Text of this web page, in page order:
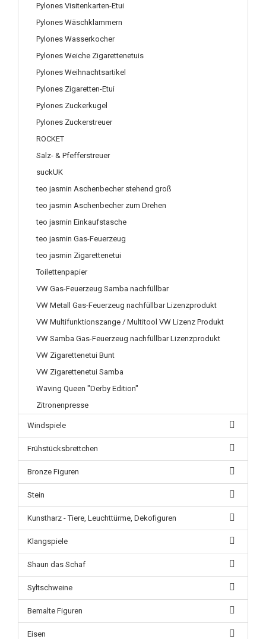
Pylones Visitenkarten-Etui
Pylones Wäschklammern
Pylones Wasserkocher
Pylones Weiche Zigarettenetuis
Pylones Weihnachtsartikel
Pylones Zigaretten-Etui
Pylones Zuckerkugel
Pylones Zuckerstreuer
ROCKET
Salz- & Pfefferstreuer
suckUK
teo jasmin Aschenbecher stehend groß
teo jasmin Aschenbecher zum Drehen
teo jasmin Einkaufstasche
teo jasmin Gas-Feuerzeug
teo jasmin Zigarettenetui
Toilettenpapier
VW Gas-Feuerzeug Samba nachfüllbar
VW Metall Gas-Feuerzeug nachfüllbar Lizenzprodukt
VW Multifunktionszange / Multitool VW Lizenz Produkt
VW Samba Gas-Feuerzeug nachfüllbar Lizenzprodukt
VW Zigarettenetui Bunt
VW Zigarettenetui Samba
Waving Queen "Derby Edition"
Zitronenpresse
Windspiele
Frühstücksbrettchen
Bronze Figuren
Stein
Kunstharz - Tiere, Leuchttürme, Dekofiguren
Klangspiele
Shaun das Schaf
Syltschweine
Bemalte Figuren
Eisen